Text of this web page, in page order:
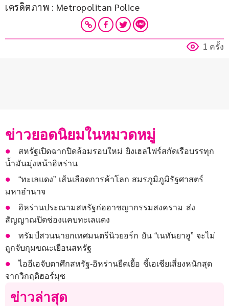
เครดิตภาพ : Metropolitan Police
1 ครั้ง
ข่าวยอดนิยมในหมวดหมู่
สหรัฐเปิดฉากปิดล้อมรอบใหม่ ยิงเฮลไฟร์สกัดเรือบรรทุก
น้ำมันมุ่งหน้าอิหร่าน
“ทะเลแดง” เส้นเลือดการค้าโลก สมรภูมิภูมิรัฐศาสตร์
มหาอำนาจ
อิหร่านประณามสหรัฐก่ออาชญากรรมสงคราม ส่ง
สัญญาณปิดช่องแคบทะเลแดง
ทรัมป์สวนนายกเทศมนตรีนิวยอร์ก ยัน “เนทันยาฮู” จะไม่
ถูกจับกุมขณะเยือนสหรัฐ
ไออีเอจับตาศึกสหรัฐ-อิหร่านยืดเยื้อ ชี้เอเชียเสี่ยงหนักสุด
จากวิกฤติฮอร์มุซ
ข่าวล่าสุด